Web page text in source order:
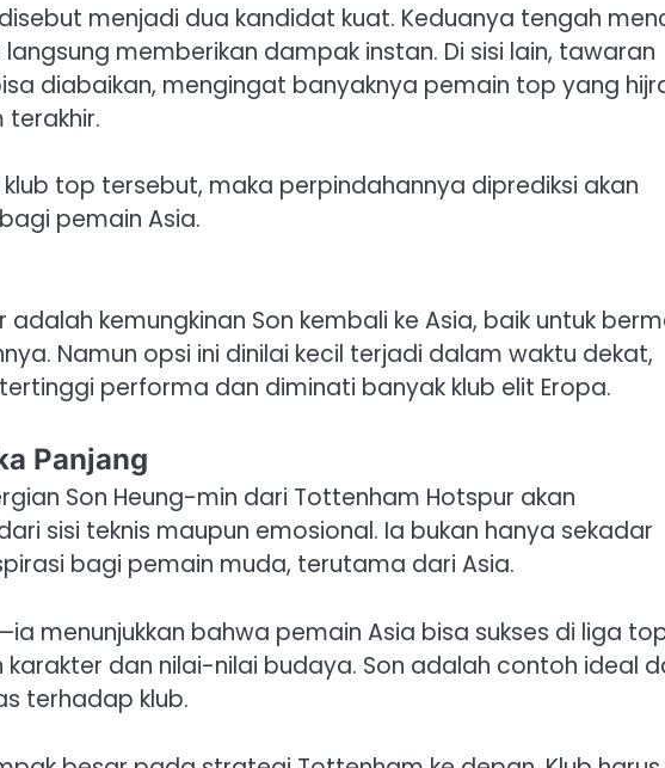
menjadi dua kandidat kuat. Keduanya tengah
memberikan dampak instan. Di sisi lain, tawaran
diabaikan, mengingat banyaknya pemain top yang
top tersebut, maka perpindahannya diprediksi akan
pemain Asia.
kemungkinan Son kembali ke Asia, baik untuk
Namun opsi ini dinilai kecil terjadi dalam waktu dekat,
performa dan diminati banyak klub elit Eropa.
Panjang
Son Heung-min dari Tottenham Hotspur akan
sisi teknis maupun emosional. Ia bukan hanya sekadar
bagi pemain muda, terutama dari Asia.
menunjukkan bahwa pemain Asia bisa sukses di liga
dan nilai-nilai budaya. Son adalah contoh ideal
terhadap klub.